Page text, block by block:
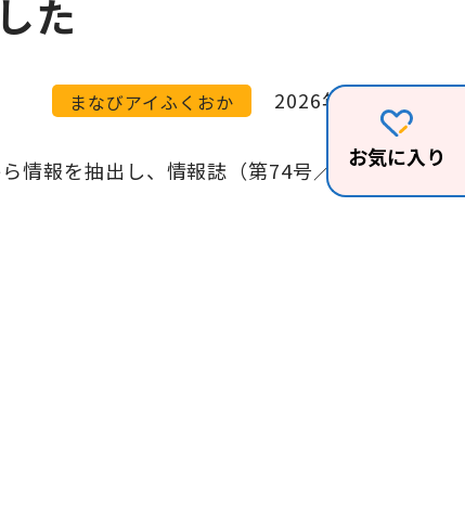
お気に入り
た
まなびアイふくおか 2026年04月06日
情報を抽出し、情報誌（第74号／2026年